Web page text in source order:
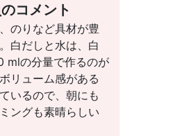
コメント
のりなど具材が豊
白だしと水は、白
mlの分量で作るのが
リューム感がある
いるので、朝にも
ングも素晴らしい